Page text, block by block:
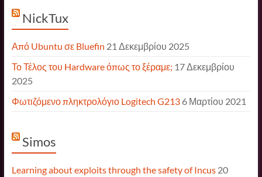
NickTux
Από Ubuntu σε Bluefin 21 Δεκεμβρίου 2025
Το Τέλος του Hardware όπως το ξέραμε; 17 Δεκεμβρίου
2025
Φωτιζόμενο πληκτρολόγιο Logitech G213 6 Μαρτίου 2021
Simos
Learning about exploits through the safety of Incus 20